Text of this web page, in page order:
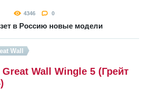
4346 0
в Россию новые модели
Wall
Wall Wingle 5 (Грейт